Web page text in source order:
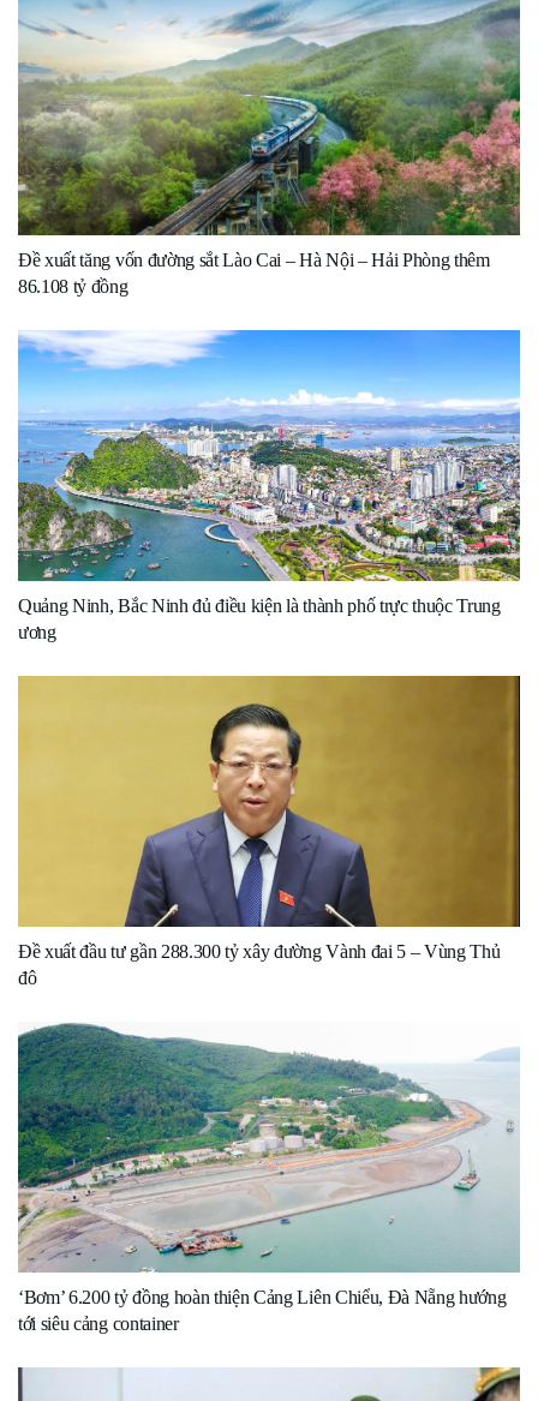
Đề xuất tăng vốn đường sắt Lào Cai – Hà Nội – Hải Phòng thêm
86.108 tỷ đồng
Quảng Ninh, Bắc Ninh đủ điều kiện là thành phố trực thuộc Trung
ương
Đề xuất đầu tư gần 288.300 tỷ xây đường Vành đai 5 – Vùng Thủ
đô
‘Bơm’ 6.200 tỷ đồng hoàn thiện Cảng Liên Chiểu, Đà Nẵng hướng
tới siêu cảng container